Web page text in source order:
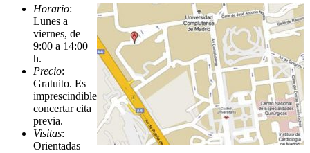
Horario:
Lunes a
viernes, de
9:00 a 14:00
h.
Precio:
Gratuito. Es
imprescindible
concertar cita
previa.
Visitas:
Orientadas